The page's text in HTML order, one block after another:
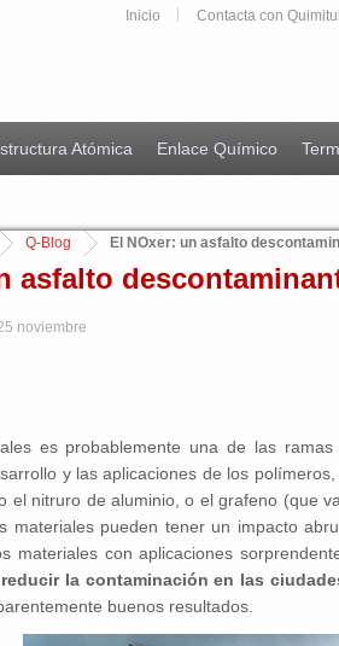
Inicio Contacta con
Atómica Enlace Químico
Q-Blog El NOxer: un asfalto
asfalto
noviembre
es probablemente una de las
y las aplicaciones de los
el nitruro de aluminio, o el grafeno (que
materiales pueden tener un impacto
materiales con aplicaciones
la contaminación en las
buenos resultados.